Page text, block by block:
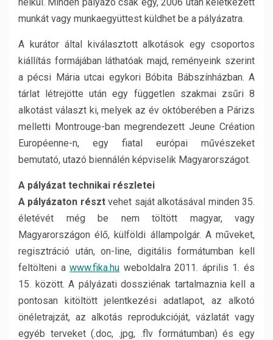
munkát vagy munkaegyüttest küldhet be a pályázatra.
A kurátor által kiválasztott alkotások egy csoportos
kiállítás formájában láthatóak majd, reményeink szerint
a pécsi Mária utcai egykori Bóbita Bábszínházban. A
tárlat létrejötte után egy független szakmai zsűri 8
alkotást választ ki, melyek az év októberében a Párizs
melletti Montrouge-ban megrendezett Jeune Création
Européenne-n, egy fiatal európai művészeket
bemutató, utazó biennálén képviselik Magyarországot.
A pályázat technikai részletei
A pályázaton résztvehet saját alkotásával minden 35.
életévét még be nem töltött magyar, vagy
Magyarországon élő, külföldi állampolgár. A műveket,
regisztráció után, on-line, digitális formátumban kell
feltölteni awww.fika.hu weboldalra 2011. április 1. és
15. között. A pályázati dossziénak tartalmaznia kell a
pontosan kitöltött jelentkezési adatlapot, az alkotó
önéletrajzát, az alkotás reprodukcióját, vázlatát vagy
egyéb terveket (.doc, .jpg, .flv formátumban) és egy